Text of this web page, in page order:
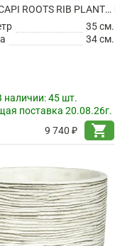
КАШПО CAPI ROOTS RIB PLANTER BALL BLACK
35 см.
34 см.
наличии:45 шт.
поставка 20.08.26г.
9 740 ₽
shopping_cart